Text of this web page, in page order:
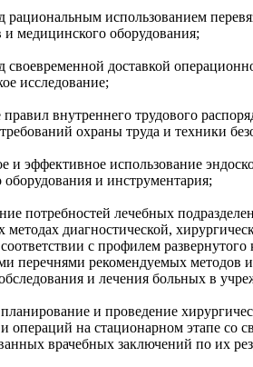
рациональным использованием
и медицинского оборудования;
своевременной доставкой
исследование;
внутреннего трудового
охраны труда и техники
и эффективное использование
и инструментария;
потребностей лечебных
методах диагностической,
с профилем развернутого
перечнями рекомендуемых методов
и лечения больных в
и проведение
операций на стационарном этапе со
врачебных заключений по их